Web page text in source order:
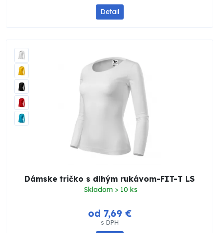
Detail
Dámske tričko s dlhým rukávom-FIT-T LS
Skladom > 10 ks
od 7,69 €
s DPH